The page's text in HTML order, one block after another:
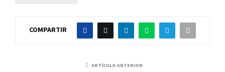
COMPARTIR
ARTÍCULO ANTERIOR